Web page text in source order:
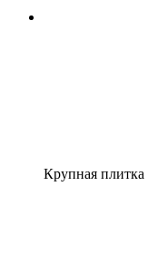
Крупная плитка